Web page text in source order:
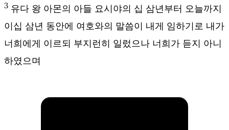
3 유다 왕 아몬의 아들 요시야의 십 삼년부터 오늘까지
이십 삼년 동안에 여호와의 말씀이 내게 임하기로 내가
너희에게 이르되 부지런히 일렀으나 너희가 듣지 아니
하였으며